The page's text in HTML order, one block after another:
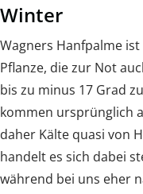
Winter
Wagners Hanfpalme
Pflanze, die zur Not
bis zu minus 17 Grad
kommen ursprünglich
daher Kälte quasi von
handelt es sich dabei
während bei uns eher